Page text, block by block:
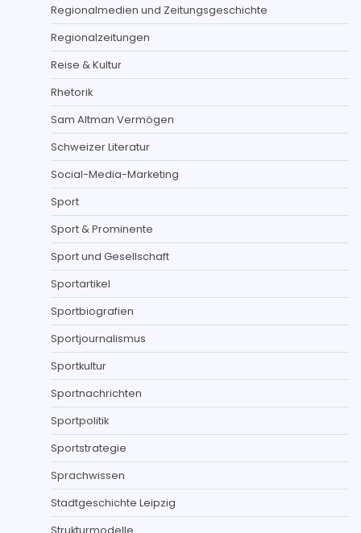
Regionalmedien und Zeitungsgeschichte
Regionalzeitungen
Reise & Kultur
Rhetorik
Sam Altman Vermögen
Schweizer Literatur
Social-Media-Marketing
Sport
Sport & Prominente
Sport und Gesellschaft
Sportartikel
Sportbiografien
Sportjournalismus
Sportkultur
Sportnachrichten
Sportpolitik
Sportstrategie
Sprachwissen
Stadtgeschichte Leipzig
Strukturmodelle